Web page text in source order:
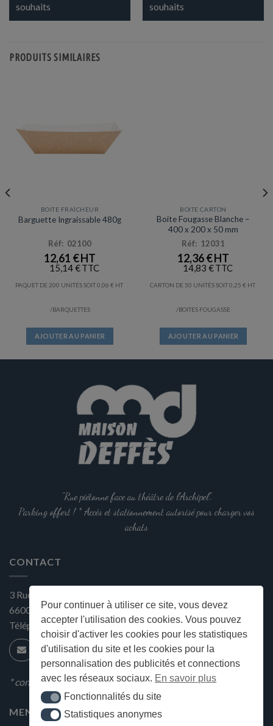
Pour continuer à utiliser ce site, vous devez
accepter l'utilisation des cookies. Vous pouvez
choisir d'activer les cookies pour les statistiques
d'utilisation du site et les cookies pour la
personnalisation des publicités et connections
avec les réseaux sociaux. En savoir plus
Fonctionnalités du site
Fonctionnalités du site
Statistiques anonymes
Statistiques anonymes
souhaits
souhaits
PRODUITS SIMILAIRES
BOITE FRAÎCHEUR
Barguette Ingraissable 480g
Réf: 02100
12,61 €
15,14€
PAQUET DE 200 UNITÉS SOIT0,06 €
/BARQUETTES
AJOUTER AU PANIER
Prix en baisse
BOITE CARTON
Boite Fougasse Blanche –
400 x 200 x 50 mm
Réf: 12031
12,36€
14,83 €
CARTON DE 50 UNITÉS SOIT0,25 €
/BOITES FOUGASSE
AJOUTER AU PANIER
"Rue piétonne face au théâtre de l'Archipel".
Parking offert ! * Accès et stationnement autorisé pour charger vos
achats
CONTACT
3 Rue Gustave Flaubert
66000
Perpignan
Téléphone:+33 (0) 4 68 34 25 45
* condition en magasin
MENU